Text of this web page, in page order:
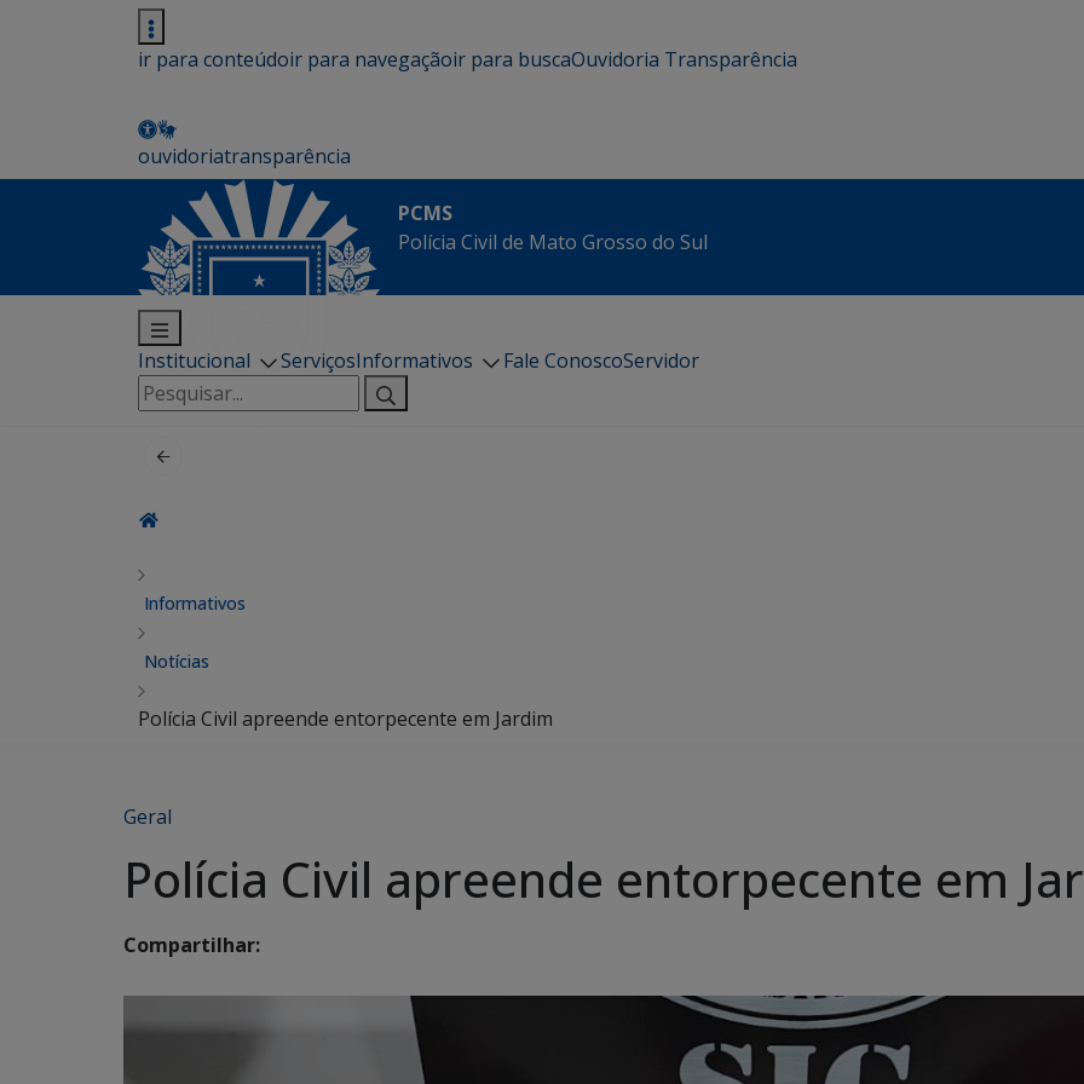
ir para conteúdoir para navegaçãoir para buscaOuvidoria Transparência
ouvidoriatransparência
PCMS
Polícia Civil de Mato Grosso do Sul
Institucional ServiçosInformativos Fale ConoscoServidor
Pesquisar
por:
Informativos
Notícias
Polícia Civil apreende entorpecente em Jardim
Geral
Polícia Civil apreende entorpecente em
Compartilhar: